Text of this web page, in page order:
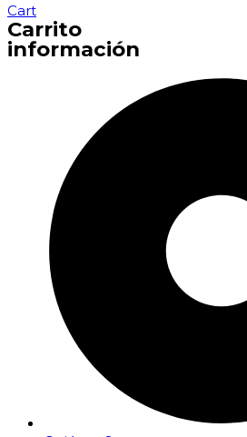
Cart
Carrito
información